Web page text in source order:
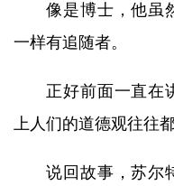
像是博士，他虽
一样有追随者。
正好前面一直在
上人们的道德观往往
说回故事，苏尔